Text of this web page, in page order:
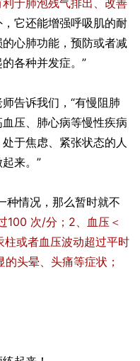
，它还能增强呼吸肌的耐
心肺功能，预防或者减
各种并发症。”
告诉我们，“有慢阻肺
压、肺心病等慢性疾病
于焦虑、紧张状态的人
来。”
种情况，那么暂时就不
100 次/分；2、血压＜
或者血压波动超过平时
头晕、头痛等症状；